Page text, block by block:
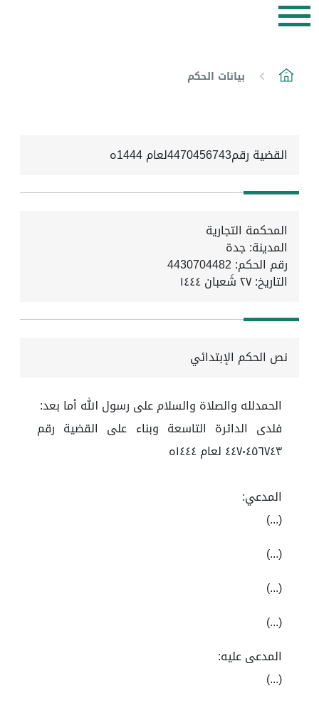
بيانات الحكم
القضية رقم4470456743لعام 1444ه
المحكمة التجارية
المدينة: جدة
رقم الحكم: 4430704482
التاريخ:٢٧ شَعبان ١٤٤٤
نص الحكم الإبتدائي
الحمدلله والصلاة والسلام على رسول الله أما بعد:
فلدى الدائرة التاسعة وبناء على القضية رقم
٤٤٧٠٤٥٦٧٤٣ لعام ١٤٤٤ه
المدعي:
(...)
(...)
(...)
(...)
المدعى عليه:
(...)